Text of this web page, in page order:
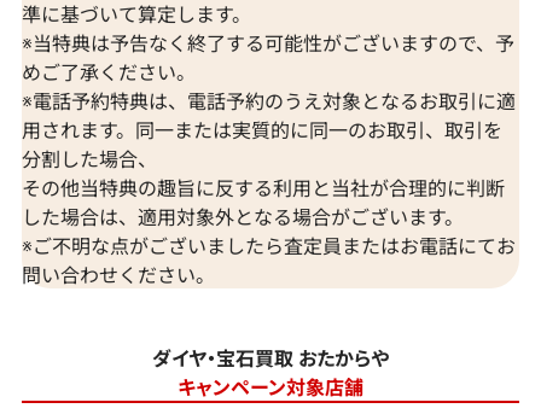
準に基づいて算定します。
※当特典は予告なく終了する可能性がございますので、予
めご了承ください。
※電話予約特典は、電話予約のうえ対象となるお取引に適
用されます。同一または実質的に同一のお取引、取引を
分割した場合、
その他当特典の趣旨に反する利用と当社が合理的に判断
した場合は、適用対象外となる場合がございます。
※ご不明な点がございましたら査定員またはお電話にてお
問い合わせください。
ダイヤ・宝石買取 おたからや
キャンペーン対象店舗